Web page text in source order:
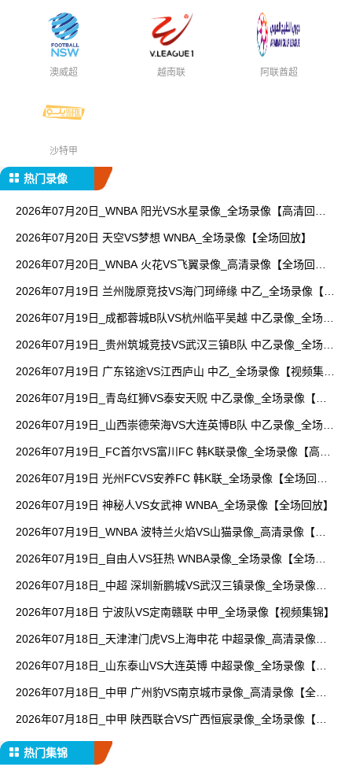
澳威超 越南联 阿联酋超
沙特甲
热门录像
2026年07月20日_WNBA 阳光VS水星录像_全场录像【高清回
2026年07月20日 天空VS梦想 WNBA_全场录像【全场回放】
2026年07月20日_WNBA 火花VS飞翼录像_高清录像【全场回
2026年07月19日 兰州陇原竞技VS海门珂缔缘 中乙_全场录像【视
2026年07月19日_成都蓉城B队VS杭州临平吴越 中乙录像_全场录
2026年07月19日_贵州筑城竞技VS武汉三镇B队 中乙录像_全场录
2026年07月19日 广东铭途VS江西庐山 中乙_全场录像【视频集
2026年07月19日_青岛红狮VS泰安天贶 中乙录像_全场录像【全
2026年07月19日_山西崇德荣海VS大连英博B队 中乙录像_全场录
2026年07月19日_FC首尔VS富川FC 韩K联录像_全场录像【高清
2026年07月19日 光州FCVS安养FC 韩K联_全场录像【全场回
2026年07月19日 神秘人VS女武神 WNBA_全场录像【全场回放】
2026年07月19日_WNBA 波特兰火焰VS山猫录像_高清录像【全
2026年07月19日_自由人VS狂热 WNBA录像_全场录像【全场回
2026年07月18日_中超 深圳新鹏城VS武汉三镇录像_全场录像
2026年07月18日 宁波队VS定南赣联 中甲_全场录像【视频集锦】
2026年07月18日_天津津门虎VS上海申花 中超录像_高清录像
2026年07月18日_山东泰山VS大连英博 中超录像_全场录像【高
2026年07月18日_中甲 广州豹VS南京城市录像_高清录像【全场
2026年07月18日_中甲 陕西联合VS广西恒宸录像_全场录像【全
热门集锦